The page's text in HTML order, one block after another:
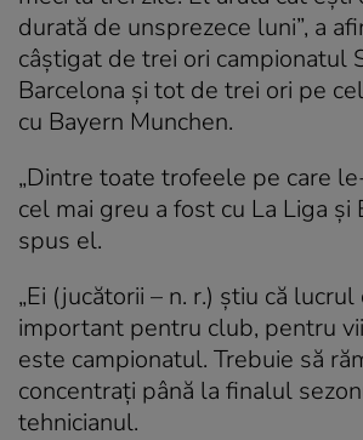
durată de unsprezece luni”, a
câştigat de trei ori campionatul
Barcelona şi tot de trei ori pe
cu Bayern Munchen.
„Dintre toate trofeele pe care
cel mai greu a fost cu La Liga şi
spus el.
„Ei (jucătorii – n. r.) ştiu că lucrul
important pentru club, pentru
este campionatul. Trebuie să
concentraţi până la finalul
tehnicianul.